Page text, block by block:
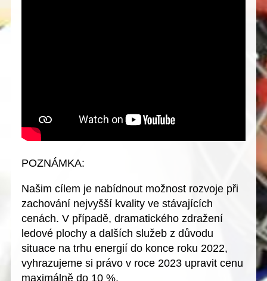
POZNÁMKA:
Našim cílem je nabídnout možnost rozvoje při
zachování nejvyšší kvality ve stávajících
cenách. V případě, dramatického zdražení
ledové plochy a dalších služeb z důvodu
situace na trhu energií do konce roku 2022,
vyhrazujeme si právo v roce 2023 upravit cenu
maximálně do 10 %.